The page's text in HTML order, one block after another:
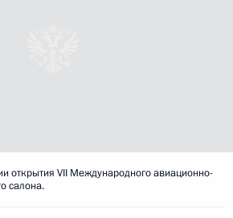
открытия VII Международного авиационно-
салона.